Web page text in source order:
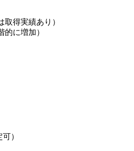
得実績あり）
に増加）
）